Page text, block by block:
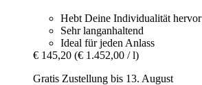
Hebt Deine Individualität hervor
Sehr langanhaltend
Ideal für jeden Anlass
€ 145,20 (€ 1.452,00 / l)
Gratis Zustellung bis 13. August